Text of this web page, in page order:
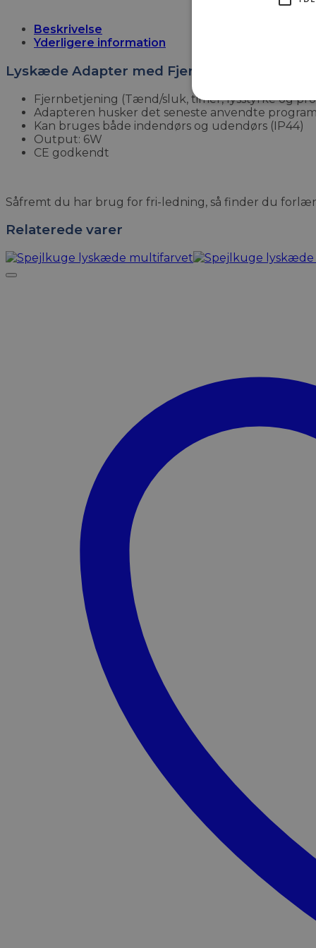
Beskrivelse
Yderligere information
Lyskæde Adapter med Fjernbetjening
Fjernbetjening (Tænd/sluk, timer, lysstyrke og
Adapteren husker det seneste anvendte
Kan bruges både indendørs og udendørs (IP44)
Output: 6W
CE godkendt
Såfremt du har brug for fri-ledning, så finder du
Relaterede varer